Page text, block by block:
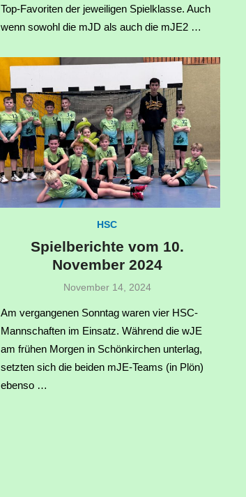
Top-Favoriten der jeweiligen Spielklasse. Auch
wenn sowohl die mJD als auch die mJE2 …
HSC
Spielberichte vom 10.
November 2024
Veröffentlicht
November 14, 2024
Am vergangenen Sonntag waren vier HSC-
Mannschaften im Einsatz. Während die wJE
am frühen Morgen in Schönkirchen unterlag,
setzten sich die beiden mJE-Teams (in Plön)
ebenso …